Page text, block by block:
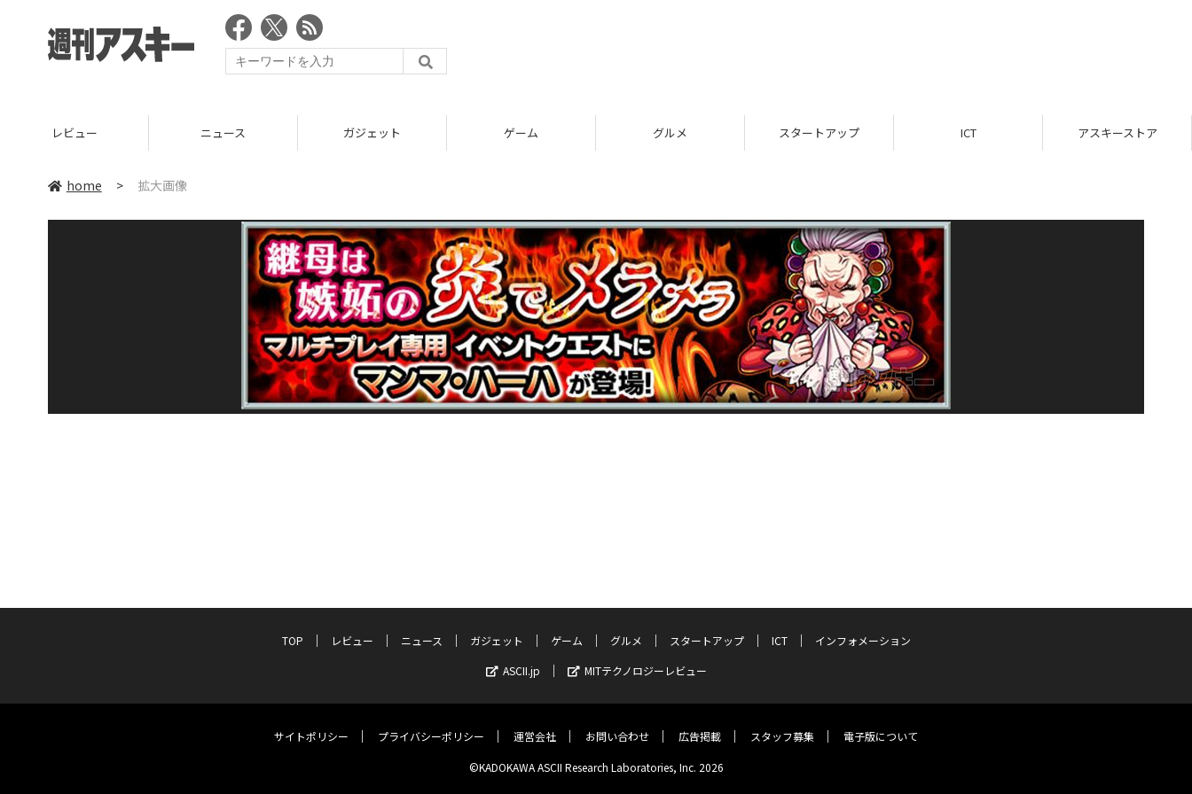
レビュー ニュース ガジェット ゲーム グルメ スタートアップ ICT アスキーストア
home > 拡大画像
TOP レビュー ニュース ガジェット ゲーム グルメ スタートアップ ICT
インフォメーション
ASCII.jp
MITテクノロジーレビュー
サイトポリシー プライバシーポリシー 運営会社 お問い合わせ 広告掲載 スタッフ募集 電子版について
©KADOKAWA ASCII Research Laboratories, Inc. 2026